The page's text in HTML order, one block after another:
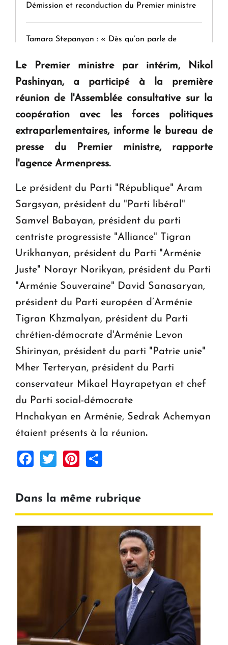
Démission et reconduction du Premier ministre
Tamara Stepanyan : « Dès qu’on parle de
" Tant qu'il n'existe pas d'alternative concrète, la
question d'un référendum ne se pose pas. "
KASA : 30 ans d'audace, de résilience et d'avenir
en Arménie
Le Premier ministre par intérim, Nikol
Pashinyan, a participé à la première
réunion de l'Assemblée consultative sur la
coopération avec les forces politiques
extraparlementaires, informe le bureau de
presse du Premier ministre, rapporte
l'agence Armenpress.
Le président du Parti "République" Aram
Sargsyan, président du "Parti libéral"
Samvel Babayan, président du parti
centriste progressiste "Alliance" Tigran
Urikhanyan, président du Parti "Arménie
Juste" Norayr Norikyan, président du Parti
"Arménie Souveraine" David Sanasaryan,
président du Parti européen d’Arménie
Tigran Khzmalyan, président du Parti
chrétien-démocrate d'Arménie Levon
Shirinyan, président du parti "Patrie unie"
Mher Terteryan, président du Parti
conservateur Mikael Hayrapetyan et chef
du Parti social-démocrate
Hnchakyan en Arménie, Sedrak Achemyan
étaient présents à la réunion.
Facebook
TwitterPinterest
Dans la même rubrique